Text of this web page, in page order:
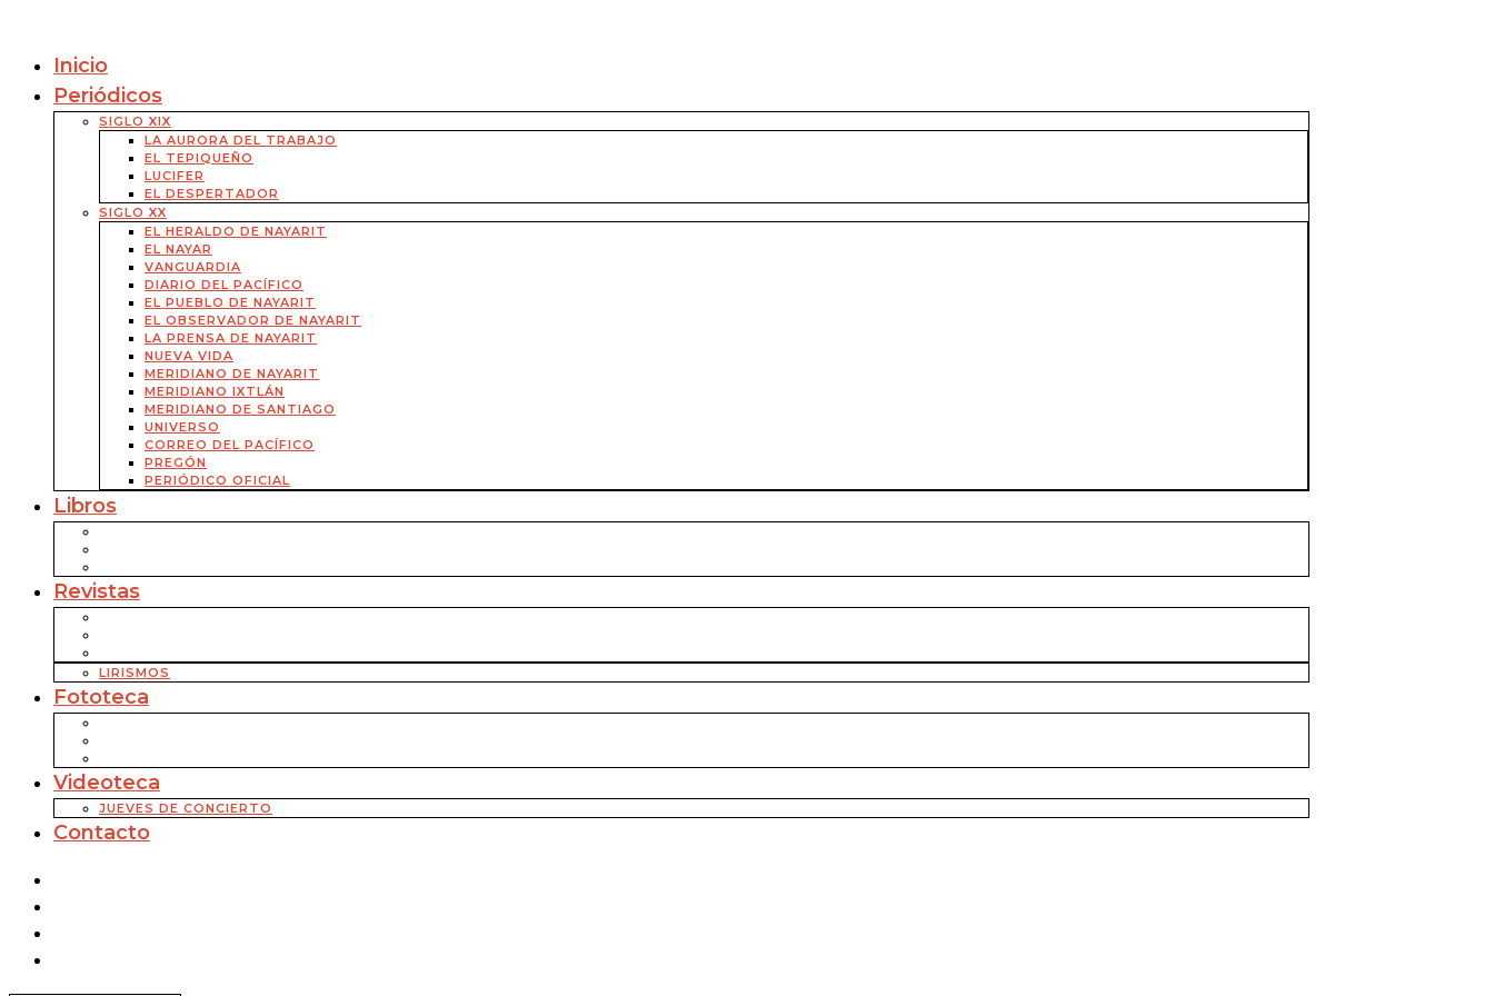
Inicio
Periódicos
SIGLO XIX
LA AURORA DEL TRABAJO
EL TEPIQUEÑO
LUCIFER
EL DESPERTADOR
SIGLO XX
EL HERALDO DE NAYARIT
EL NAYAR
VANGUARDIA
DIARIO DEL PACÍFICO
EL PUEBLO DE NAYARIT
EL OBSERVADOR DE NAYARIT
LA PRENSA DE NAYARIT
NUEVA VIDA
MERIDIANO DE NAYARIT
MERIDIANO IXTLÁN
MERIDIANO DE SANTIAGO
UNIVERSO
CORREO DEL PACÍFICO
PREGÓN
PERIÓDICO OFICIAL
Libros
Revistas
LIRISMOS
Fototeca
Videoteca
JUEVES DE CONCIERTO
Contacto